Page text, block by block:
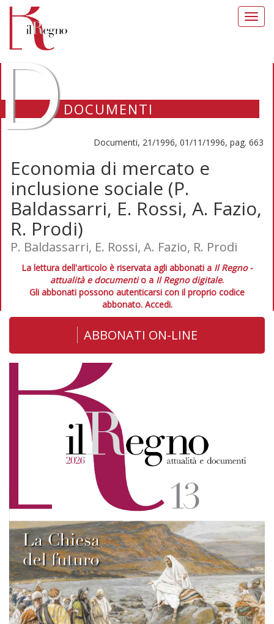
DOCUMENTI
Documenti, 21/1996, 01/11/1996, pag. 663
Economia di mercato e
inclusione sociale (P.
Baldassarri, E. Rossi, A. Fazio,
R. Prodi)
P. Baldassarri, E. Rossi, A. Fazio, R. Prodi
La lettura dell'articolo è riservata agli abbonati a Il Regno -
attualità e documentio a Il Regno digitale.
Gli abbonati possono autenticarsi con il proprio codice
abbonato. Accedi.
ABBONATI ON-LINE